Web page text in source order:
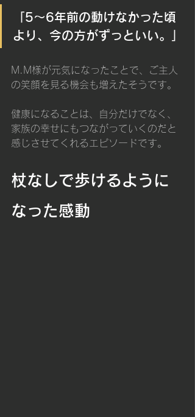
「5〜6年前の動けなかった頃
より、今の方がずっといい。」
M.M様が元気になったことで、ご主人
の笑顔を見る機会も増えたそうです。
健康になることは、自分だけでなく、
家族の幸せにもつながっていくのだと
感じさせてくれるエピソードです。
杖なしで歩けるように
なった感動